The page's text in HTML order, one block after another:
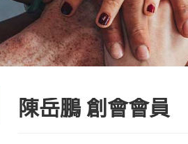
陳岳鵬 創會會員